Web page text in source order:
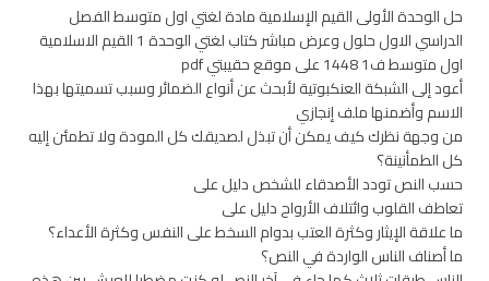
حل الوحدة الأولى القيم الإسلامية مادة لغتي اول متوسط الفصل
الدراسي الاول حلول وعرض مباشر كتاب لغتي الوحدة 1 القيم الاسلامية
اول متوسط ف1 1448 على موقع حقيبتي pdf
أعود إلى الشبكة العنكبوتية لأبحث عن أنواع الضمائر وسبب تسميتها بهذا
الاسم وأضمنها ملف إنجازي
من وجهة نظرك كيف يمكن أن تبذل لصديقك كل المودة ولا تطمئن إليه
كل الطمأنينة؟
حسب النص تودد الأصدقاء للشخص دليل على
تعاطف القلوب وائتلاف الأرواح دليل على
ما علاقة الإيثار وكثرة العتب بدوام السخط على النفس وكثرة الأعداء؟
ما أصناف الناس الواردة في النص؟